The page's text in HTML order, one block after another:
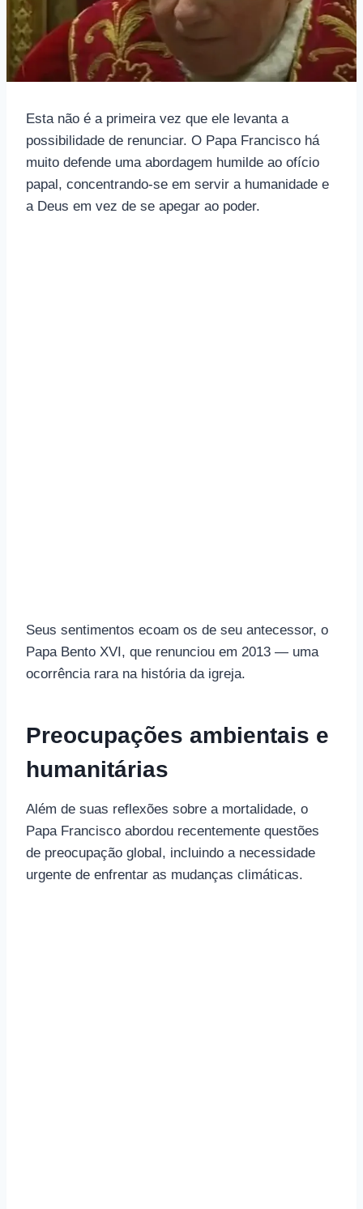
Esta não é a primeira vez que ele levanta a
possibilidade de renunciar. O Papa Francisco há
muito defende uma abordagem humilde ao ofício
papal, concentrando-se em servir a humanidade e
a Deus em vez de se apegar ao poder.
Seus sentimentos ecoam os de seu antecessor, o
Papa Bento XVI, que renunciou em 2013 — uma
ocorrência rara na história da igreja.
Preocupações ambientais e
humanitárias
Além de suas reflexões sobre a mortalidade, o
Papa Francisco abordou recentemente questões
de preocupação global, incluindo a necessidade
urgente de enfrentar as mudanças climáticas.